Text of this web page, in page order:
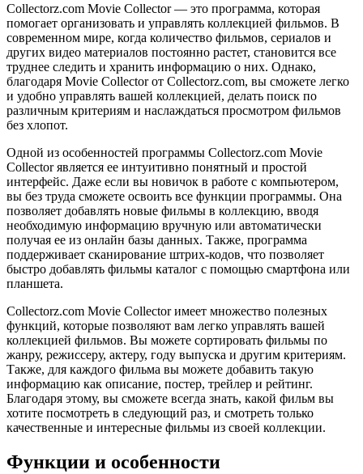
Collectorz.com Movie Collector — это программа, которая
помогает организовать и управлять коллекцией фильмов. В
современном мире, когда количество фильмов, сериалов и
других видео материалов постоянно растет, становится все
труднее следить и хранить информацию о них. Однако,
благодаря Movie Collector от Collectorz.com, вы сможете легко
и удобно управлять вашей коллекцией, делать поиск по
различным критериям и наслаждаться просмотром фильмов
без хлопот.
Одной из особенностей программы Collectorz.com Movie
Collector является ее интуитивно понятный и простой
интерфейс. Даже если вы новичок в работе с компьютером,
вы без труда сможете освоить все функции программы. Она
позволяет добавлять новые фильмы в коллекцию, вводя
необходимую информацию вручную или автоматически
получая ее из онлайн базы данных. Также, программа
поддерживает сканирование штрих-кодов, что позволяет
быстро добавлять фильмы каталог с помощью смартфона или
планшета.
Collectorz.com Movie Collector имеет множество полезных
функций, которые позволяют вам легко управлять вашей
коллекцией фильмов. Вы можете сортировать фильмы по
жанру, режиссеру, актеру, году выпуска и другим критериям.
Также, для каждого фильма вы можете добавить такую
информацию как описание, постер, трейлер и рейтинг.
Благодаря этому, вы сможете всегда знать, какой фильм вы
хотите посмотреть в следующий раз, и смотреть только
качественные и интересные фильмы из своей коллекции.
Функции и особенности